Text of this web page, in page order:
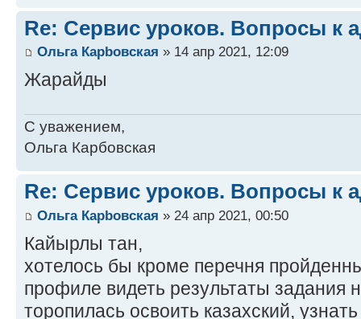
Re: Сервис уроков. Вопросы к
Ольга Карbовская » 14 апр 2021, 12:09
Жарайды
С уважением,
Ольга Карбовская
Re: Сервис уроков. Вопросы к
Ольга Карbовская » 24 апр 2021, 00:50
Кайырлы тан,
хотелось бы кроме перечня
профиле видеть результаты задания
торопилась освоить казахский,